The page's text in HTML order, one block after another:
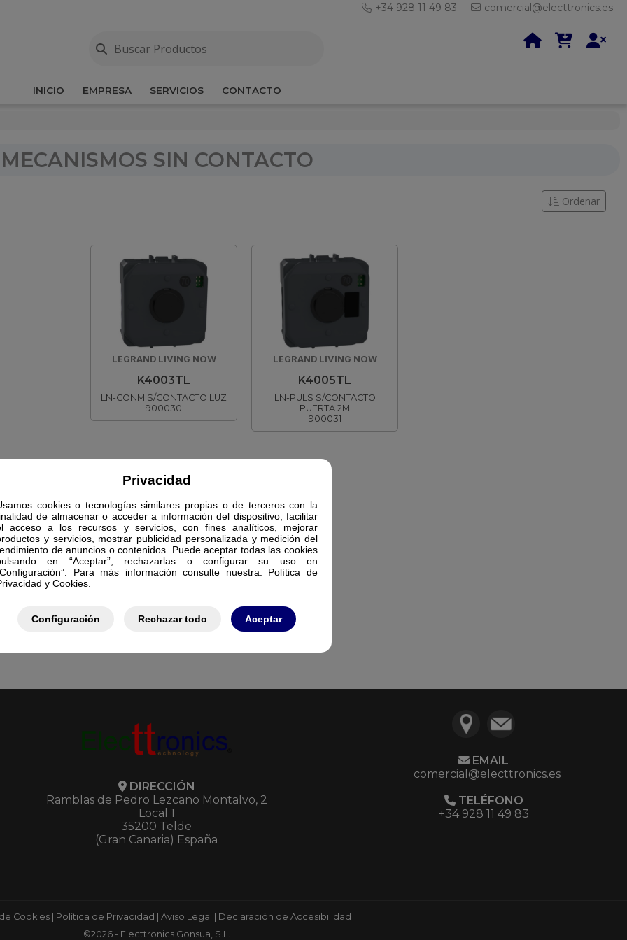
Privacidad
cookies o tecnologías similares propias o de terceros con la
de almacenar o acceder a información del dispositivo, facilitar
acceso a los recursos y servicios, con fines analíticos, mejorar
y servicios, mostrar publicidad personalizada y medición del
de anuncios o contenidos. Puede aceptar todas las cookies
en “Aceptar”, rechazarlas o configurar su uso en
Para más información consulte nuestra. Política de
y Cookies.
Configuración Rechazar todo Aceptar
+34 928 11 49 83 comercial@electtronics.es
INICIO EMPRESA SERVICIOS CONTACTO
MECANISMOS SIN CONTACTO
Ordenar
LEGRAND LIVING NOW
K4003TL
LN-CONM S/CONTACTO LUZ
900030
LEGRAND LIVING NOW
K4005TL
LN-PULS S/CONTACTO
PUERTA 2M
900031
DIRECCIÓN
Ramblas de Pedro Lezcano Montalvo, 2
Local 1
35200 Telde
(Gran Canaria) España
EMAIL
comercial@electtronics.es
TELÉFONO
+34 928 11 49 83
Cookies| Política de Privacidad Aviso Legal
Declaración de Accesibilidad
©2026 - Electtronics Gonsua, S.L.